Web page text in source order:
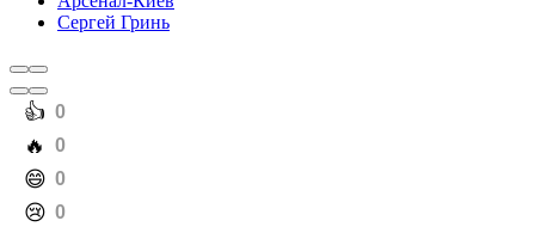
Сергей Гринь
️👍 0
️🔥 0
️😄 0
️😢 0